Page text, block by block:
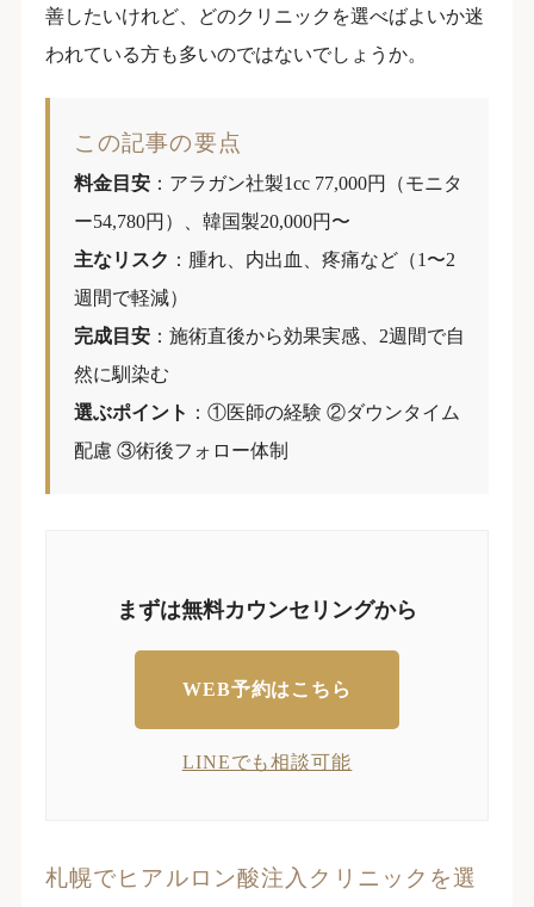
善したいけれど、どのクリニックを選べばよいか迷
われている方も多いのではないでしょうか。
この記事の要点
料金目安：アラガン社製1cc 77,000円（モニタ
ー54,780円）、韓国製20,000円〜
主なリスク ：腫れ、内出血、疼痛など（1〜2
週間で軽減）
完成目安：施術直後から効果実感、2週間で自
然に馴染む
選ぶポイント ：①医師の経験 ②ダウンタイム
配慮 ③術後フォロー体制
まずは無料カウンセリングから
WEB予約はこちら
LINEでも相談可能
札幌でヒアルロン酸注入クリニックを選